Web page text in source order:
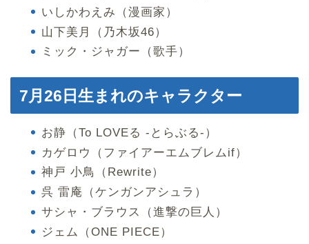
いしかわえみ（漫画家）
山下美月（乃木坂46）
ミック・ジャガー（歌手）
7月26日生まれのキャラクター
お静（To LOVEる -とらぶる-）
カゲロウ（ファイアーエムブレムif）
神戸 小鳥（Rewrite）
呉 雷庵（ケンガンアシュラ）
サシャ・ブラウス（進撃の巨人）
ジェム（ONE PIECE）